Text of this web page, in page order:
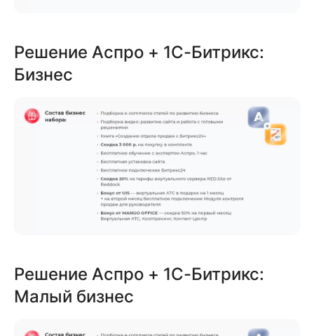
Решение Аспро + 1С-Битрикс:
Бизнес
Решение Аспро + 1С-Битрикс:
Малый бизнес